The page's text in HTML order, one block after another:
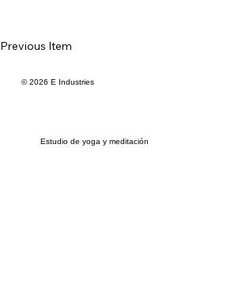
Previous Item
Estudio de yoga y meditación
© 2026 E Industries